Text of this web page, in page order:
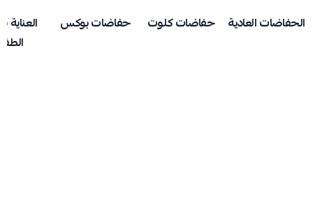
الحفاضات العادية حفاضات كلوت حفاضات بوكس
العناية